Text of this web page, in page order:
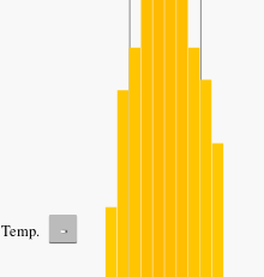
Temp. -